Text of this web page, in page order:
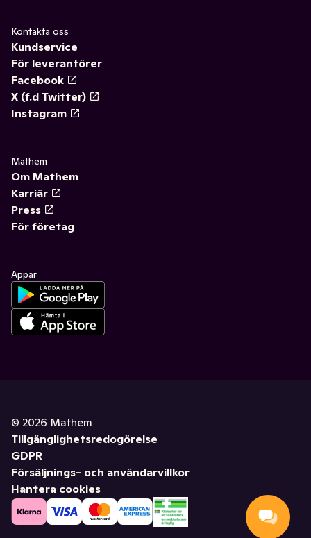
Kontakta oss
Kundservice
För leverantörer
Facebook
X (f.d Twitter)
Instagram
Mathem
Om Mathem
Karriär
Press
För företag
Appar
© 2026 Mathem
Tillgänglighetsredogörelse
GDPR
Försäljnings- och användarvillkor
Hantera cookies